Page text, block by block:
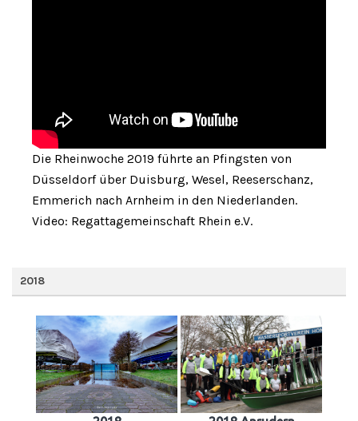
Die Rheinwoche 2019 führte an Pfingsten von
Düsseldorf über Duisburg, Wesel, Reeserschanz,
Emmerich nach Arnheim in den Niederlanden.
Video: Regattagemeinschaft Rhein e.V.
2018